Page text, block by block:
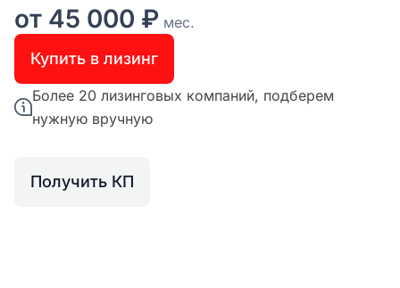
от 45 000 ₽ мес.
Купить в лизинг
Более 20 лизинговых компаний, подберем
нужную вручную
Получить КП